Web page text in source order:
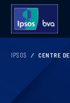
IPSOS CENTRE